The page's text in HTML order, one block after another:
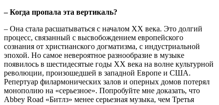
– Когда пропала эта вертикаль?
– Она стала расшатываться с началом ХХ века. Это долгий
процесс, связанный с высвобождением европейского
сознания от христианского догматизма, с индустриальной
эпохой. Но самое невероятное разнообразие в музыке
появилось в шестидесятые годы XX века на волне культурной
революции, произошедшей в западной Европе и США.
Репертуар филармонических залов и оперных домов потерял
монополию на «серьезное». Попробуйте мне доказать, что
Abbey Road «Битлз» менее серьезная музыка, чем Третья